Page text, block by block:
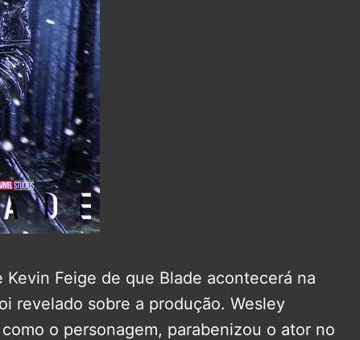
Feige de que Blade acontecerá na
revelado sobre a produção. Wesley
o personagem, parabenizou o ator no